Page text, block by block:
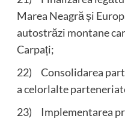
Marea Neagră și
autostrăzi montane
Carpați;
22) Consolidarea
a celorlalte
23) Implementarea